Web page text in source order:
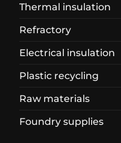
Thermal insulation
Refractory
Electrical insulation
Plastic recycling
Raw materials
Foundry supplies